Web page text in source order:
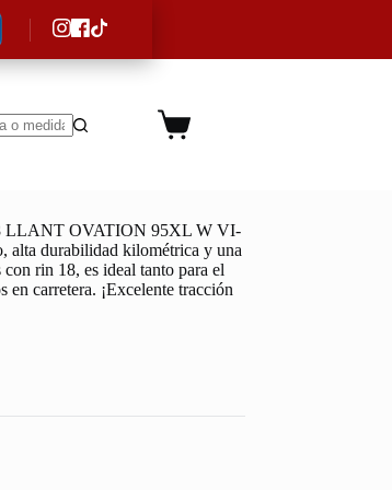
Carro
LLANT OVATION 95XL W VI-
alta durabilidad kilométrica y una
rin 18, es ideal tanto para el
carretera. ¡Excelente tracción